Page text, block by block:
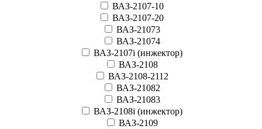
ВАЗ-2107-10
ВАЗ-2107-20
ВАЗ-21073
ВАЗ-21074
ВАЗ-2107i (инжектор)
ВАЗ-2108
ВАЗ-2108-2112
ВАЗ-21082
ВАЗ-21083
ВАЗ-2108i (инжектор)
ВАЗ-2109